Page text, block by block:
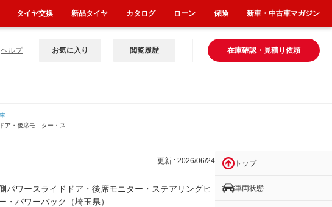
ヘルプ 在庫確認・見積り依頼
お気に入り 閲覧履歴
ア・後席モニター・ス
更新 : 2026/06/24
ワースライドドア・後席モニター・ステアリングヒ
パワーバック（埼玉県）
トップ
車両状態
タイヤ交換 新品タイヤ カタログ ローン 保険 新車・中古車マガジン